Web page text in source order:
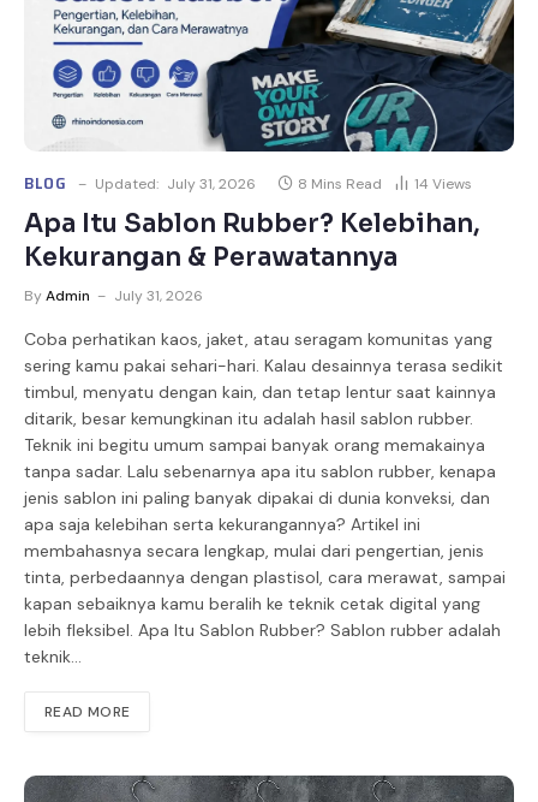
BLOG Updated: July 31, 2026 8 Mins Read 14 Views
Apa Itu Sablon Rubber? Kelebihan,
Kekurangan & Perawatannya
ByAdmin July 31, 2026
Coba perhatikan kaos, jaket, atau seragam komunitas yang
sering kamu pakai sehari-hari. Kalau desainnya terasa sedikit
timbul, menyatu dengan kain, dan tetap lentur saat kainnya
ditarik, besar kemungkinan itu adalah hasil sablon rubber.
Teknik ini begitu umum sampai banyak orang memakainya
tanpa sadar. Lalu sebenarnya apa itu sablon rubber, kenapa
jenis sablon ini paling banyak dipakai di dunia konveksi, dan
apa saja kelebihan serta kekurangannya? Artikel ini
membahasnya secara lengkap, mulai dari pengertian, jenis
tinta, perbedaannya dengan plastisol, cara merawat, sampai
kapan sebaiknya kamu beralih ke teknik cetak digital yang
lebih fleksibel. Apa Itu Sablon Rubber? Sablon rubber adalah
teknik…
READ MORE